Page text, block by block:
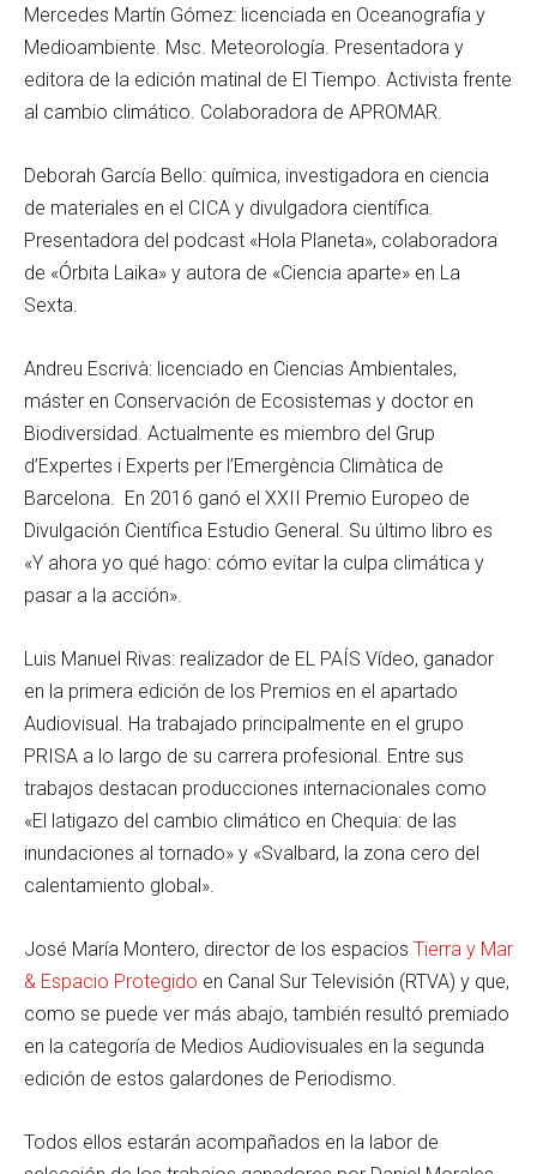
Mercedes Martín Gómez: licenciada en Oceanografía y
Medioambiente. Msc. Meteorología. Presentadora y
editora de la edición matinal de El Tiempo. Activista frente
al cambio climático. Colaboradora de APROMAR.
Deborah García Bello: química, investigadora en ciencia
de materiales en el CICA y divulgadora científica.
Presentadora del podcast «Hola Planeta», colaboradora
de «Órbita Laika» y autora de «Ciencia aparte» en La
Sexta.
Andreu Escrivà: licenciado en Ciencias Ambientales,
máster en Conservación de Ecosistemas y doctor en
Biodiversidad. Actualmente es miembro del Grup
d’Expertes i Experts per l’Emergència Climàtica de
Barcelona. En 2016 ganó el XXII Premio Europeo de
Divulgación Científica Estudio General. Su último libro es
«Y ahora yo qué hago: cómo evitar la culpa climática y
pasar a la acción».
Luis Manuel Rivas: realizador de EL PAÍS Vídeo, ganador
en la primera edición de los Premios en el apartado
Audiovisual. Ha trabajado principalmente en el grupo
PRISA a lo largo de su carrera profesional. Entre sus
trabajos destacan producciones internacionales como
«El latigazo del cambio climático en Chequia: de las
inundaciones al tornado» y «Svalbard, la zona cero del
calentamiento global».
José María Montero, director de los espacios Tierra y Mar
& Espacio Protegido en Canal Sur Televisión (RTVA) y que,
como se puede ver más abajo, también resultó premiado
en la categoría de Medios Audiovisuales en la segunda
edición de estos galardones de Periodismo.
Todos ellos estarán acompañados en la labor de